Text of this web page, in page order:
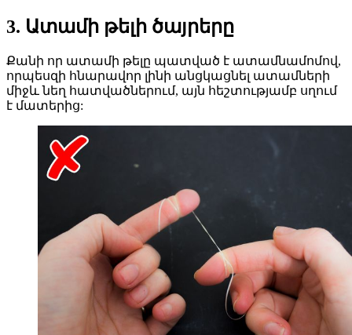
3. Ատամի թելի ծայրերը
Քանի որ ատամի թելը պատված է ատամնամոմով,
որպեսզի հնարավոր լինի անցկացնել ատամների
միջև նեղ հատվածներում, այն հեշտությամբ սղում
է մատերից: